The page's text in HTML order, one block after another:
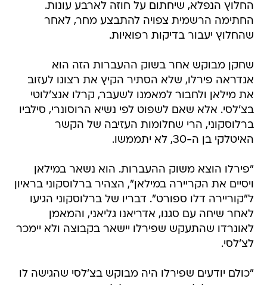
החלוץ הנפלא, שיחתום על חוזה לארבע עונות.
החתימה הרשמית צפויה להתבצע מחר, לאחר
שהחלוץ יעבור בדיקות רפואיות.
שחקן מבוקש אחר בשוק ההעברות הזה הוא
אנדראה פירלו, שלא הסתיר הקיץ את רצונו לעזוב
את מילאן ולחבור למאמנו לשעבר, קרלו אנצ'לוטי
בצ'לסי. אלא שאם לשפוט לפי נשיא הרוסונרי, סילביו
ברלוסקוני, הרי שחלומות העזיבה של הקשר
האיטלקי בן ה-30, לא יתממשו.
"פירלו הוצא משוק ההעברות. הוא נשאר במילאן
ויסיים את הקריירה במילאן", הצהיר ברלוסקוני בראיון
ל"קוריירה דלו ספורט". דבריו של ברלוסקוני הגיעו
לאחר שיחה עם סגנו, אדריאנו גליאני, והמאמן
לאונרדו שהתעקש שפירלו יישאר בקבוצה ולא יימכר
לצ'לסי.
"כולם יודעים שפירלו היה מבוקש בצ'לסי שהגישה לו